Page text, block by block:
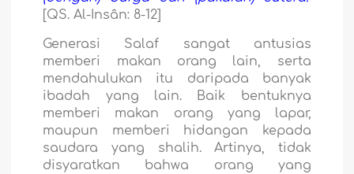
[QS. Al-Insân: 8-12]
Generasi Salaf sangat antusias
memberi makan orang lain, serta
mendahulukan itu daripada banyak
ibadah yang lain. Baik bentuknya
memberi makan orang yang lapar,
maupun memberi hidangan kepada
saudara yang shalih. Artinya, tidak
disyaratkan bahwa orang yang